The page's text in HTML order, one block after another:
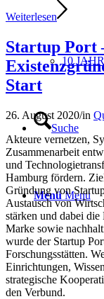
10
Suche
Menü Menü
Weiterlesen
Startup Port
Start
26. August 2020/in
Akteure vernetzen,
Zusammenarbeit
und
Hamburg fördern.
Gründung von
Austausch von
stärken und dabei
Marke sowie
wurde der Startup
Forschungsstätten.
Einrichtungen,
strategische
den Verbund.